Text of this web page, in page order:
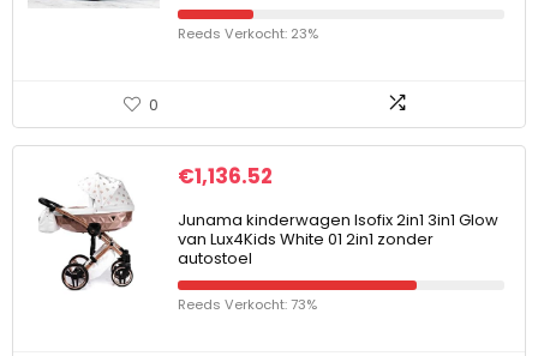
Reeds Verkocht: 23%
0
€1,136.52
Junama kinderwagen Isofix 2in1 3in1 Glow
van Lux4Kids White 01 2in1 zonder
autostoel
Reeds Verkocht: 73%